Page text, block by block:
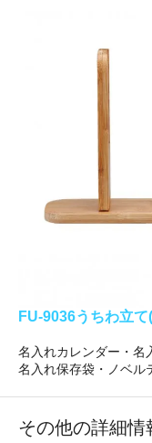
FU-9036うちわ立
名入れカレンダー・名
名入れ保存袋・ノベル
その他の詳細情